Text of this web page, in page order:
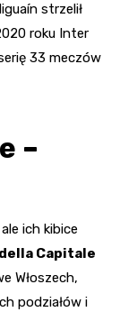
strzelił
roku Inter
33 meczów
–
ich kibice
Capitale
Włoszech,
podziałów i